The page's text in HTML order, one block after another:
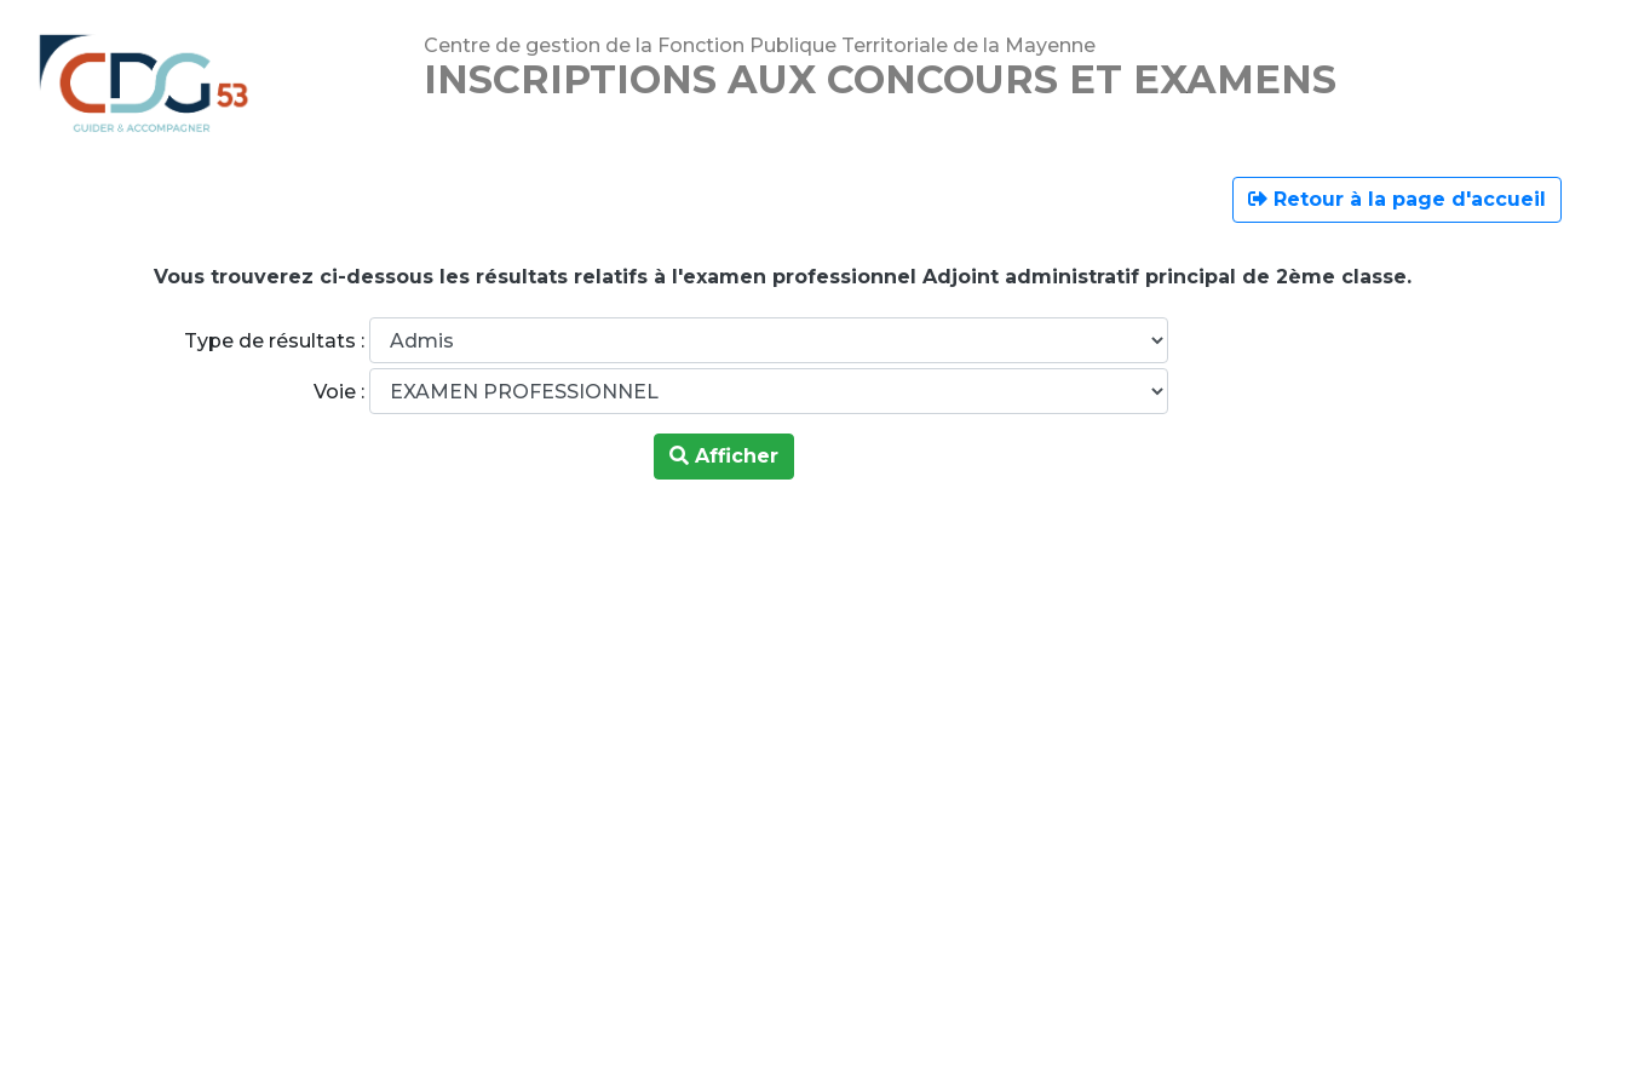
Centre de gestion de la Fonction Publique Territoriale de la Mayenne
INSCRIPTIONS AUX CONCOURS ET EXAMENS
Retour à la page d'accueil
Vous trouverez ci-dessous les résultats relatifs à l'examen professionnel Adjoint administratif principal de 2ème classe.
Type de résultats :
Voie :
Afficher